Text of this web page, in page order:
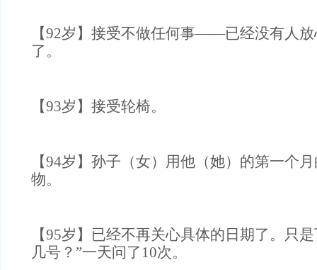
【92岁】接受不做任何事——已经没有人
了。
【93岁】接受轮椅。
【94岁】孙子（女）用他（她）的第一个
物。
【95岁】已经不再关心具体的日期了。只
几号？”一天问了10次。